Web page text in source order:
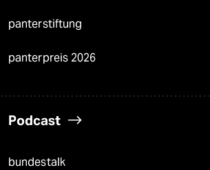
panterstiftung
panterpreis 2026
Podcast
bundestalk